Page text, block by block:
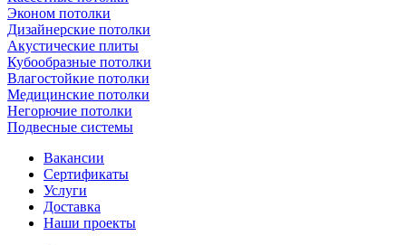
Эконом потолки
Дизайнерские потолки
Акустические плиты
Кубообразные потолки
Влагостойкие потолки
Медицинские потолки
Негорючие потолки
Подвесные системы
Вакансии
Сертификаты
Услуги
Доставка
Наши проекты